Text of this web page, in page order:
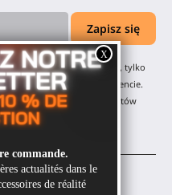
i oferty — żadnego spamu, tylko
w dowolnym momencie.
z wyłączeniem produktów
VR